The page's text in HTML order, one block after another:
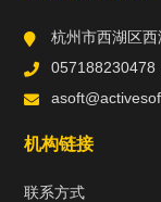
杭州市西湖区
057188230478
机构链接
联系方式